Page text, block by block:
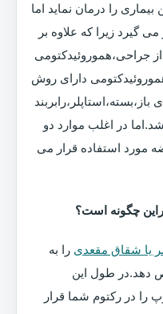
را درمان نماید اما
گیرد زیرا که علاوه بر
جراحی،هموروئیدکتومی
دارای روش
در اغلب موارد دو
مورد استفاده قرار می
چگونه است؟
یا شقاق مقعدی را به
دهد.در طول این
در رکتوم شما قرار